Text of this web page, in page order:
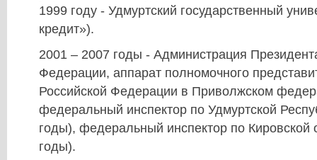
1999 году - Удмуртский государственный
кредит»).
2001 – 2007 годы - Администрация
Федерации, аппарат полномочного
Российской Федерации в Приволжском
федеральный инспектор по Удмуртской
годы), федеральный инспектор по Кировской
годы).